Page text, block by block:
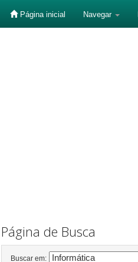
Página inicial Navegar
Página de Busca
Buscar em: